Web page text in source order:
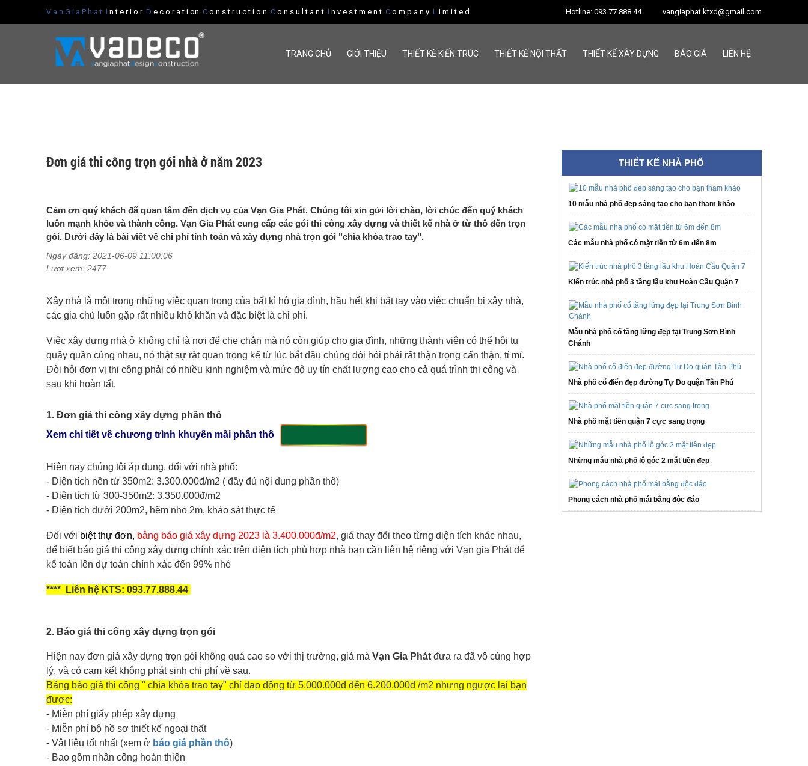
V a n G i a P h a t I n t e r i o r D e c o r a t i on C o n s t r u c t i o n C o n s u l t a n t I n v e s t m e n t C o m p a n y L i m i t e d vangiaphat.ktxd@gmail.com
Hotline: 093.77.888.44
TRANG CHỦ GIỚI THIỆU THIẾT KẾ KIẾN TRÚC THIẾT KẾ NỘI THẤT THIẾT KẾ XÂY DỰNG BÁO GIÁ LIÊN HỆ
Đơn giá thi công trọn gói nhà ở năm 2023
Cảm ơn quý khách đã quan tâm đến dịch vụ của Vạn Gia Phát. Chúng tôi xin gửi lời chào, lời chúc đến quý khách
luôn mạnh khỏe và thành công. Vạn Gia Phát cung cấp các gói thi công xây dựng và thiết kế nhà ở từ thô đến trọn
gói. Dưới đây là bài viết về chi phí tính toán và xây dựng nhà trọn gói "chìa khóa trao tay".
Ngày đăng: 2021-06-09 11:00:06
Lượt xem: 2477
Xây nhà là một trong những việc quan trọng của bất kì hộ gia đình, hầu hết khi bắt tay vào việc chuẩn bị xây nhà,
các gia chủ luôn gặp rất nhiều khó khăn và đặc biệt là chi phí.
Việc xây dựng nhà ở không chỉ là nơi để che chắn mà nó còn giúp cho gia đình, những thành viên có thể hội tụ
quây quần cùng nhau, nó thật sự rât quan trọng kể từ lúc bắt đầu chúng đòi hỏi phải rất thận trọng cẩn thận, tỉ mỉ.
Đòi hỏi đơn vị thi công phải có nhiều kinh nghiệm và mức độ uy tín chất lượng cao cho cả quá trình thi công và
sau khi hoàn tất.
1. Đơn giá thi công xây dựng phần thô
Xem chi tiết về chương trình khuyến mãi phần thô
Hiện nay chúng tôi áp dụng, đối với nhà phố:
- Diện tích nền từ 350m2: 3.300.000đ/m2 ( đầy đủ nội dung phần thô)
- Diện tích từ 300-350m2: 3.350.000đ/m2
- Diện tích dưới 200m2, hẽm nhỏ 2m, khảo sát thực tế
Đối với biệt thự đơn, bảng báo giá xây dựng 2023 là 3.400.000đ/m2, giá thay đổi theo từng diện tích khác nhau,
để biết báo giá thi công xây dựng chính xác trên diện tích phù hợp nhà bạn cần liên hệ riêng với Vạn gia Phát để
kế toán lên dự toán chính xác đến 99% nhé
**** Liên hệ KTS: 093.77.888.44
2. Báo giá thi công xây dựng trọn gói
Hiện nay đơn giá xây dựng trọn gói không quá cao so với thị trường, giá mà Vạn Gia Phát đưa ra đã vô cùng hợp
lý, và có cam kết không phát sinh chi phí về sau.
Bảng báo giá thi công " chìa khóa trao tay" chỉ dao động từ 5.000.000đ đến 6.200.000đ /m2 nhưng ngược lai bạn
được:
- Miễn phí giấy phép xây dựng
- Miễn phí bộ hồ sơ thiết kế ngoại thất
- Vật liệu tốt nhất (xem ở báo giá phần thô)
- Bao gồm nhân công hoàn thiện
THIẾT KẾ NHÀ PHỐ
10 mẫu nhà phố đẹp sáng tạo cho bạn tham khảo
Các mẫu nhà phố có mặt tiền từ 6m đến 8m
Kiến trúc nhà phố 3 tầng lầu khu Hoàn Cầu Quận 7
Mẫu nhà phố cổ tầng lững đẹp tại Trung Sơn Bình
Chánh
Nhà phố cổ điển đẹp đường Tự Do quận Tân Phú
Nhà phố mặt tiền quận 7 cực sang trọng
Những mẫu nhà phố lô góc 2 mặt tiền đẹp
Phong cách nhà phố mái bằng độc đáo